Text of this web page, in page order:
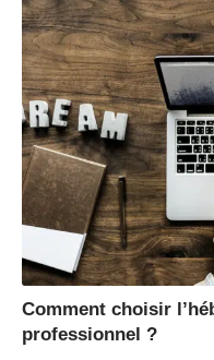
Comment choisir
professionnel ?